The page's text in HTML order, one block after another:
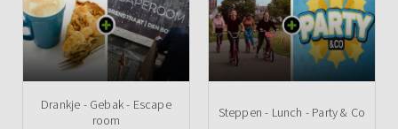
Drankje - Gebak - Escape
room
Steppen - Lunch - Party & Co